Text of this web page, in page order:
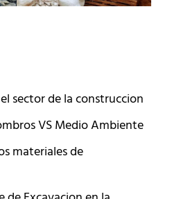
sector de la construccion
VS Medio Ambiente
materiales de